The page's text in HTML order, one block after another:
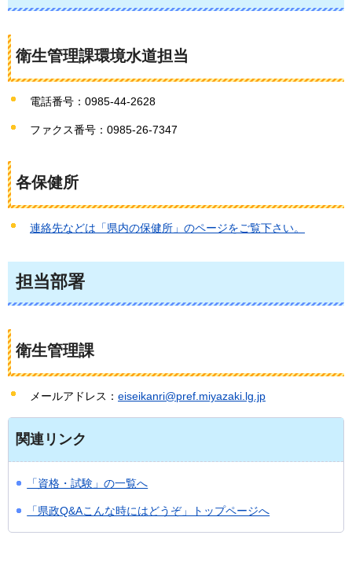
衛生管理課環境水道担当
電話番号：0985-44-2628
ファクス番号：0985-26-7347
各保健所
連絡先などは「県内の保健所」のページをご覧下さい。
担当部署
衛生管理課
メールアドレス： eiseikanri@pref.miyazaki.lg.jp
関連リンク
「資格・試験」の一覧へ
「県政Q&Aこんな時にはどうぞ」トップページへ